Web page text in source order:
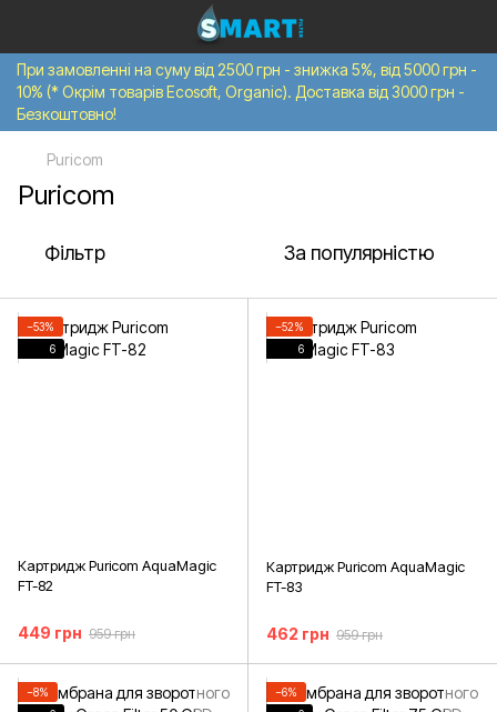
При замовленні на суму від 2500 грн - знижка 5%, від 5000 грн -
10% (* Окрім товарів Ecosoft, Organic). Доставка від 3000 грн -
Безкоштовно!
Puricom
Puricom
Фільтр За популярністю
−53%
6
Картридж Puricom AquaMagic
FT-82
449 грн 959 грн
−52%
6
Картридж Puricom AquaMagic
FT-83
462 грн 959 грн
−8%
−6%